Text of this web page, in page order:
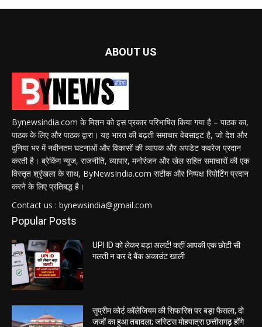
ABOUT US
Bynewsindia.com के मिशन को इस प्रकार परिभाषित किया गया है – पाठक का,
पाठक के लिए और पाठक द्वारा। यह भारत की बढ़ती समाचार वेबसाइट है, जो देश और
दुनिया भर में नवीनतम घटनाओं और विकासों की व्यापक और अपडेट कवरेज प्रदान
करती है। ब्रेकिंग न्यूज, राजनीति, व्यापार, मनोरंजन और खेल सहित समाचारों की एक
विस्तृत श्रृंखला के साथ, ByNewsIndia.com सटीक और निष्पक्ष रिपोर्टिंग प्रदान
करने के लिए प्रतिबद्ध है।
Contact us : bynewsindia@gmail.com
Popular Posts
UPI ID को लेकर बड़ा अलर्ट! कहीं आपकी एक छोटी सी
गलती न कर दे बैंक अकाउंट खाली
सुप्रीम कोर्ट कॉलेजियम की सिफारिश पर बड़ा फैसला, दो
जजों का हुआ तबादला; जस्टिस मोहपात्रा छत्तीसगढ़ होंगे